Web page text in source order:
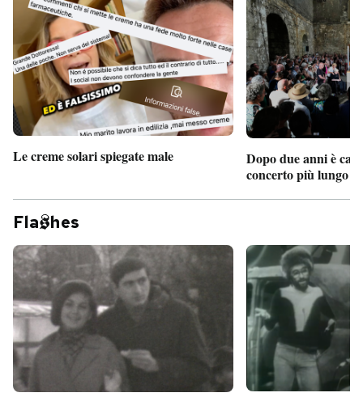
Le creme solari spiegate male
Dopo due anni è
concerto più lungo
Fla hes